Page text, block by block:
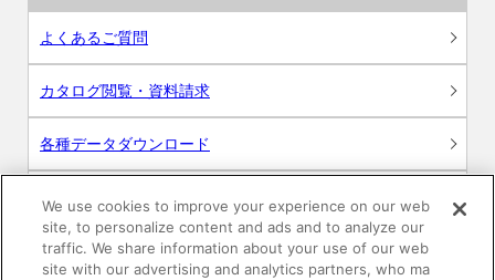
よくあるご質問
カタログ閲覧・資料請求
各種データダウンロード
WEB見積・各種シミュレーション
交換用部品の購入
We use cookies to improve your experience on our web
site, to personalize content and ads and to analyze our
traffic. We share information about your use of our web
site with our advertising and analytics partners, who ma